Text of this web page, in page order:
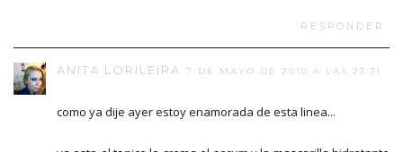
RESPONDER
ANITA LORILEIRA 7 DE MAYO DE 2010 A LAS 23:31
como ya dije ayer estoy enamorada de esta linea...